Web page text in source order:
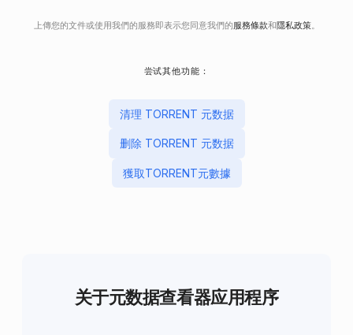
上傳您的文件或使用我們的服務即表示您同意我們的服務條款和隱私政策。
尝试其他功能：
清理 TORRENT 元数据
删除 TORRENT 元数据
獲取TORRENT元數據
关于元数据查看器应用程序